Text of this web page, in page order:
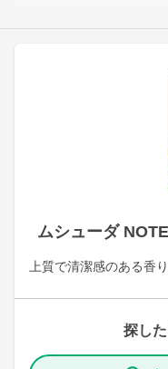
ムシューダ
上質で清潔感のある香
探し